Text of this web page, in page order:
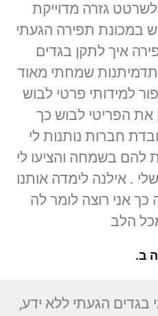
גזרה מדוייקת
במכונת תפירה הגעתי
איך לתקן בגדים
שמחתי מאוד
למידותי פרטי לבוש
את הפריטי לבוש כך
חברות נותנות לי
להם בשמחה והציעו לי
. אילנה לימדה אותנו
אני רוצה לומר לה
הלב
ב.
בגדים הגעתי ללא ידע,